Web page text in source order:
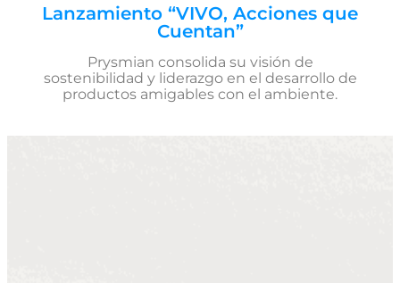
Lanzamiento “VIVO, Acciones que
Cuentan”
Prysmian consolida su visión de
sostenibilidad y liderazgo en el desarrollo de
productos amigables con el ambiente.